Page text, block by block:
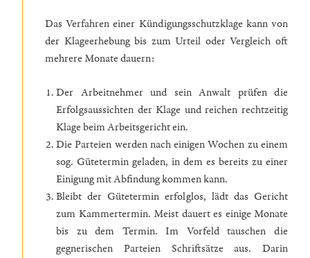
Das Verfahren einer Kündigungsschutzklage kann von
der Klageerhebung bis zum Urteil oder Vergleich oft
mehrere Monate dauern:
Der Arbeitnehmer und sein Anwalt prüfen die
Erfolgsaussichten der Klage und reichen rechtzeitig
Klage beim Arbeitsgericht ein.
Die Parteien werden nach einigen Wochen zu einem
sog. Gütetermin geladen, in dem es bereits zu einer
Einigung mit Abfindung kommen kann.
Bleibt der Gütetermin erfolglos, lädt das Gericht
zum Kammertermin. Meist dauert es einige Monate
bis zu dem Termin. Im Vorfeld tauschen die
gegnerischen Parteien Schriftsätze aus. Darin